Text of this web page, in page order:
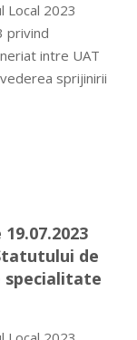
Local 2023
privind
intre UAT
sprijinirii
de
specialitate